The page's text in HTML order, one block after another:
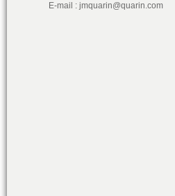
E-mail : jmquarin@quarin.com